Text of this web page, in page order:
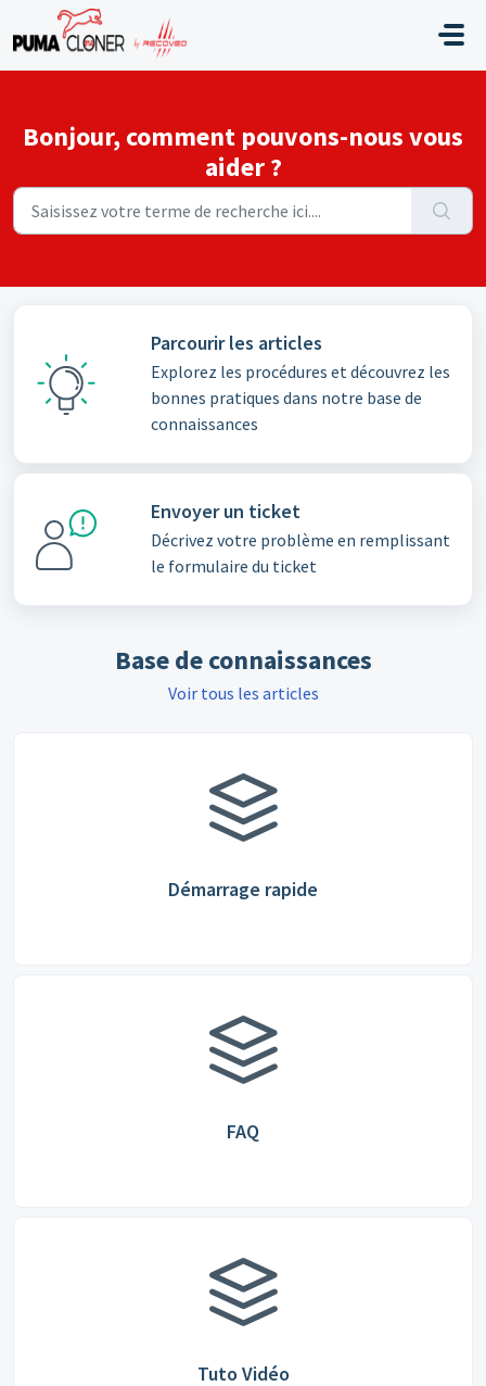
Passer au contenu principal
Bonjour, comment pouvons-nous vous
aider ?
Parcourir les articles
Explorez les procédures et découvrez les
bonnes pratiques dans notre base de
connaissances
Envoyer un ticket
Décrivez votre problème en remplissant
le formulaire du ticket
Base de connaissances
Voir tous les articles
Démarrage rapide
FAQ
Tuto Vidéo